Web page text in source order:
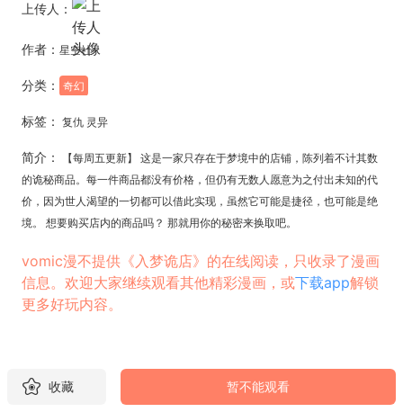
上传人：
作者： 星空社
分类： 奇幻
标签： 复仇 灵异
简介：
【每周五更新】 这是一家只存在于梦境中的店铺，陈列着不计其数
的诡秘商品。每一件商品都没有价格，但仍有无数人愿意为之付出未知的代
价，因为世人渴望的一切都可以借此实现，虽然它可能是捷径，也可能是绝
境。 想要购买店内的商品吗？ 那就用你的秘密来换取吧。
vomic漫不提供《入梦诡店》的在线阅读，只收录了漫画
信息。欢迎大家继续观看其他精彩漫画，或下载app解锁
更多好玩内容。
收藏 暂不能观看